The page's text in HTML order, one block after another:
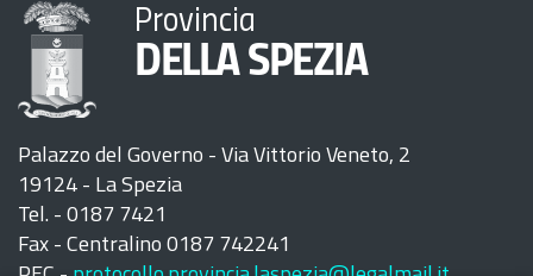
Provincia
DELLA SPEZIA
Palazzo del Governo - Via Vittorio Veneto, 2
19124 - La Spezia
Tel. - 0187 7421
Fax - Centralino 0187 742241